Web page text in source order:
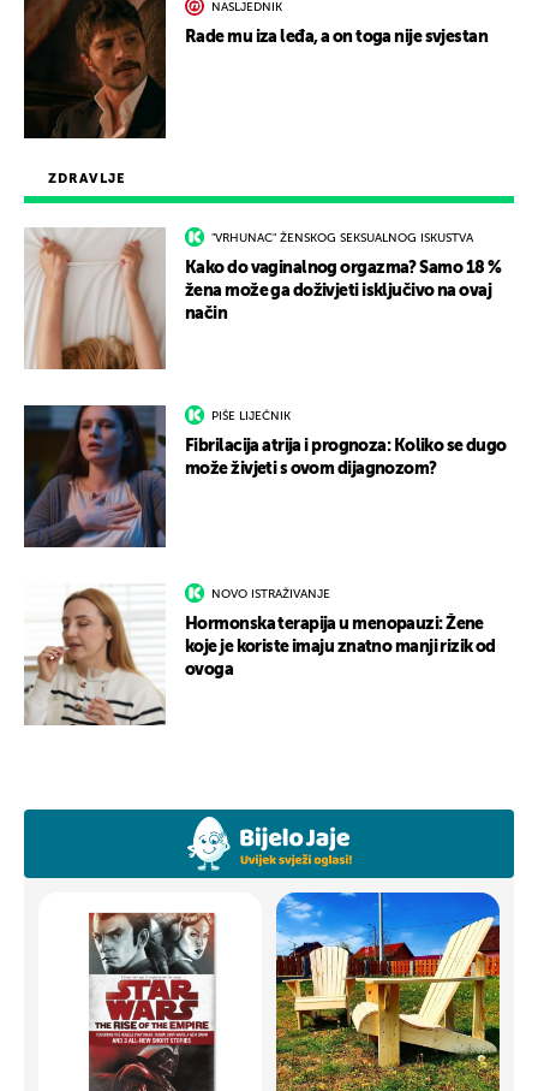
ZDRAVLJE
"VRHUNAC" ŽENSKOG SEKSUALNOG ISKUSTVA
Kako do vaginalnog orgazma? Samo 18 %
žena može ga doživjeti isključivo na ovaj
način
PIŠE LIJEČNIK
Fibrilacija atrija i prognoza: Koliko se dugo
može živjeti s ovom dijagnozom?
NOVO ISTRAŽIVANJE
Hormonska terapija u menopauzi: Žene
koje je koriste imaju znatno manji rizik od
ovoga
NASLJEDNIK
Rade mu iza leđa, a on toga nije svjestan